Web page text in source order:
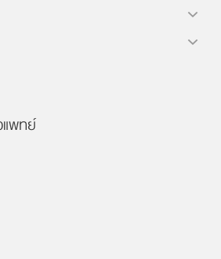
แพทย์